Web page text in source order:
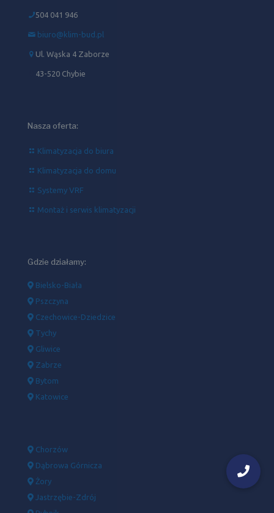
504 041 946‬
biuro@klim-bud.pl
Ul. Wąska 4 Zaborze
43-520 Chybie
Nasza oferta:
Klimatyzacja do biura
Klimatyzacja do domu
Systemy VRF
Montaż i serwis klimatyzacji
Gdzie działamy:
Bielsko-Biała
Pszczyna
Czechowice-Dziedzice
Tychy
Gliwice
Zabrze
Bytom
Katowice
Chorzów
Dąbrowa Górnicza
Żory
Jastrzębie-Zdrój